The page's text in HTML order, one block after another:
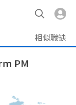
相似職缺
PM